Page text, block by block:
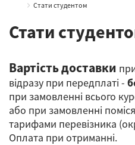
Стати студентом
Стати
Вартість доставки
відразу при передплаті -
при замовленні всього
або при замовленні
тарифами перевізника
Оплата при отриманні.